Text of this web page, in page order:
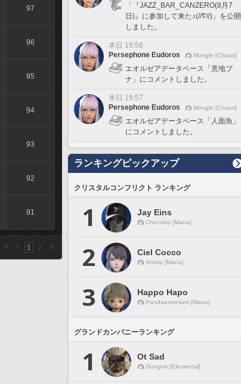
97
96
95
94
93
92
91
1
「『JAZZ_BAR_CANZERO(8月7
日)』に参加して来た♪(//∇//)」を公開
しました。
本日 19:58
Persephone Eudoros
Moogle [Chaos]
エオルゼアデータベース「意地ブ
ナ」にコメントしました。
本日 19:57
Persephone Eudoros
Moogle [Chaos]
エオルゼアデータベース「人面魚」
にコメントしました。
ランキングピックアップ
クリスタルコンフリクト ランキング
1 Jay Eins
Chocobo [Mana]
2 Ciel Cocco
Anima [Mana]
3 Happo Hapo
Pandaemonium [Mana]
グランドカンパニーランキング
1 Ot Sad
Gungnir [Elemental]